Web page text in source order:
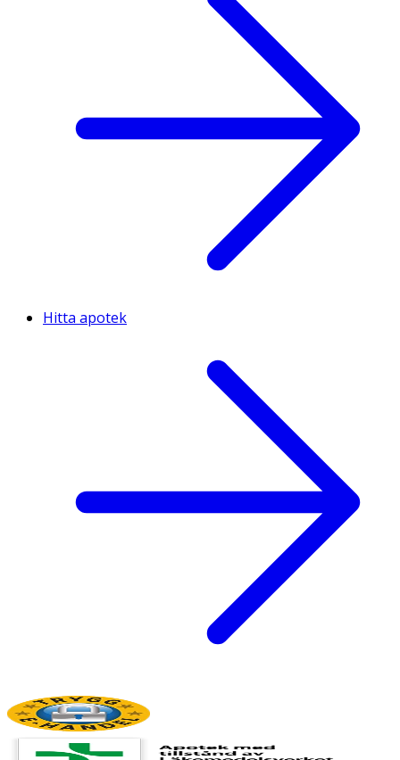
Hitta apotek